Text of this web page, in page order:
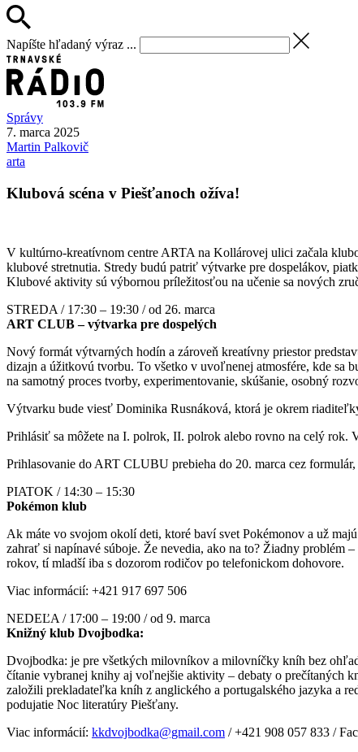
Napíšte hľadaný výraz ...
Správy
7. marca 2025
Martin Palkovič
arta
Klubová scéna v Piešťanoch ožíva!
V kultúrno-kreatívnom centre ARTA na Kollárovej ulici začala
klubové stretnutia. Stredy budú patriť výtvarke pre dospelákov,
Klubové aktivity sú výbornou príležitosťou na učenie sa nových
STREDA / 17:30 – 19:30 / od 26. marca
ART CLUB – výtvarka pre dospelých
Nový formát výtvarných hodín a zároveň kreatívny priestor
dizajn a úžitkovú tvorbu. To všetko v uvoľnenej atmosfére, kde sa
na samotný proces tvorby, experimentovanie, skúšanie, osobný
Výtvarku bude viesť Dominika Rusnáková, ktorá je okrem
Prihlásiť sa môžete na I. polrok, II. polrok alebo rovno na celý rok.
Prihlasovanie do ART CLUBU prebieha do 20. marca cez
PIATOK / 14:30 – 15:30
Pokémon klub
Ak máte vo svojom okolí deti, ktoré baví svet Pokémonov a už
zahrať si napínavé súboje. Že nevedia, ako na to? Žiadny
rokov, tí mladší iba s dozorom rodičov po telefonickom dohovore.
Viac informácií: +421 917 697 506
NEDEĽA / 17:00 – 19:00 / od 9. marca
Knižný klub Dvojbodka:
Dvojbodka: je pre všetkých milovníkov a milovníčky kníh bez
čítanie vybranej knihy aj voľnejšie aktivity – debaty o prečítaných
založili prekladateľka kníh z anglického a portugalského jazyka a
podujatie Noc literatúry Piešťany.
Viac informácií: kkdvojbodka@gmail.com / +421 908 057 833 /